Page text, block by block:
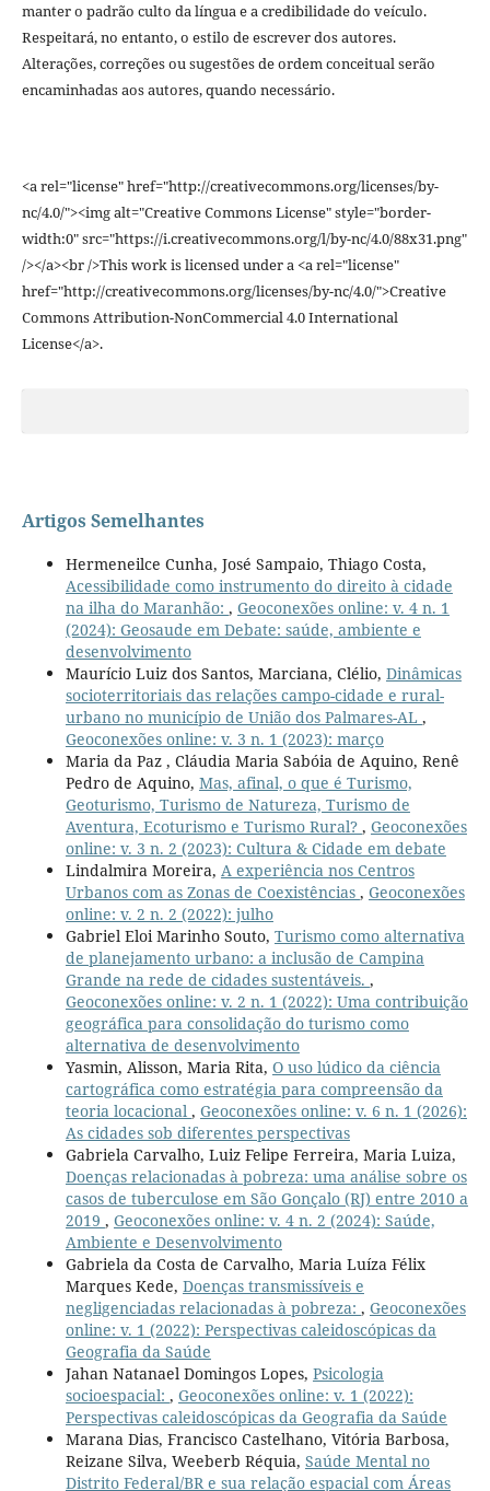
manter o padrão culto da língua e a credibilidade do veículo.
Respeitará, no entanto, o estilo de escrever dos autores.
Alterações, correções ou sugestões de ordem conceitual serão
encaminhadas aos autores, quando necessário.
<a rel="license" href="http://creativecommons.org/licenses/by-
nc/4.0/"><img alt="Creative Commons License" style="border-
width:0" src="https://i.creativecommons.org/l/by-nc/4.0/88x31.png"
/></a><br />This work is licensed under a <a rel="license"
href="http://creativecommons.org/licenses/by-nc/4.0/">Creative
Commons Attribution-NonCommercial 4.0 International
License</a>.
Artigos Semelhantes
Hermeneilce Cunha, José Sampaio, Thiago Costa,
Acessibilidade como instrumento do direito à cidade
na ilha do Maranhão: , Geoconexões online: v. 4 n. 1
(2024): Geosaude em Debate: saúde, ambiente e
desenvolvimento
Maurício Luiz dos Santos, Marciana, Clélio, Dinâmicas
socioterritoriais das relações campo-cidade e rural-
urbano no município de União dos Palmares-AL ,
Geoconexões online: v. 3 n. 1 (2023): março
Maria da Paz , Cláudia Maria Sabóia de Aquino, Renê
Pedro de Aquino, Mas, afinal, o que é Turismo,
Geoturismo, Turismo de Natureza, Turismo de
Aventura, Ecoturismo e Turismo Rural? , Geoconexões
online: v. 3 n. 2 (2023): Cultura & Cidade em debate
Lindalmira Moreira, A experiência nos Centros
Urbanos com as Zonas de Coexistências , Geoconexões
online: v. 2 n. 2 (2022): julho
Gabriel Eloi Marinho Souto, Turismo como alternativa
de planejamento urbano: a inclusão de Campina
Grande na rede de cidades sustentáveis. ,
Geoconexões online: v. 2 n. 1 (2022): Uma contribuição
geográfica para consolidação do turismo como
alternativa de desenvolvimento
Yasmin, Alisson, Maria Rita, O uso lúdico da ciência
cartográfica como estratégia para compreensão da
teoria locacional , Geoconexões online: v. 6 n. 1 (2026):
As cidades sob diferentes perspectivas
Gabriela Carvalho, Luiz Felipe Ferreira, Maria Luiza,
Doenças relacionadas à pobreza: uma análise sobre os
casos de tuberculose em São Gonçalo (RJ) entre 2010 a
2019 , Geoconexões online: v. 4 n. 2 (2024): Saúde,
Ambiente e Desenvolvimento
Gabriela da Costa de Carvalho, Maria Luíza Félix
Marques Kede, Doenças transmissíveis e
negligenciadas relacionadas à pobreza: , Geoconexões
online: v. 1 (2022): Perspectivas caleidoscópicas da
Geografia da Saúde
Jahan Natanael Domingos Lopes, Psicologia
socioespacial: , Geoconexões online: v. 1 (2022):
Perspectivas caleidoscópicas da Geografia da Saúde
Marana Dias, Francisco Castelhano, Vitória Barbosa,
Reizane Silva, Weeberb Réquia, Saúde Mental no
Distrito Federal/BR e sua relação espacial com Áreas